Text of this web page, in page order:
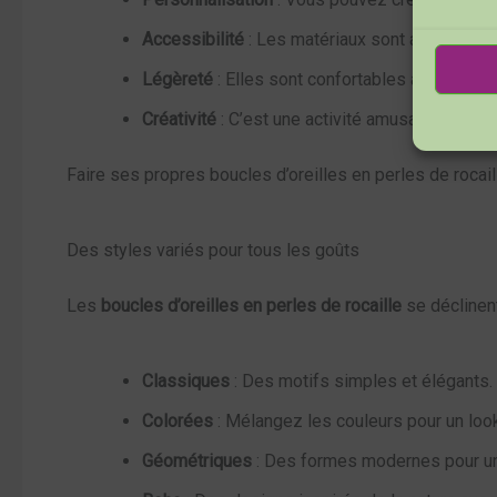
Accessibilité : Les matériaux sont
Légèreté : Elles sont confortables à porter
Créativité : C’est une activité amusante qui
Faire ses propres boucles d’oreilles en perles de
Des styles variés pour tous les goûts
Les boucles d’oreilles en perles de rocaille se
Classiques : Des motifs simples et élégants.
Colorées : Mélangez les couleurs pour un
Géométriques : Des formes modernes pour